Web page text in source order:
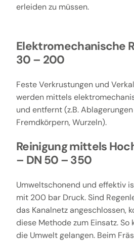
erleiden zu müssen.
Elektromechanische
30 – 200
Feste Verkrustungen und
werden mittels
und entfernt (z.B.
Fremdkörpern, Wurzeln).
Reinigung mittels
– DN 50 – 350
Umweltschonend und effektiv
mit 200 bar Druck. Sind
das Kanalnetz angeschlossen,
diese Methode zum Einsatz. So
die Umwelt gelangen. Beim